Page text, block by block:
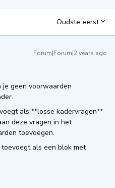
Oudste eerst
Forum|Forum|2 years ago
je geen voorwaarden
als **losse kadervragen**
deze vragen in het
toevoegen.
als een blok met